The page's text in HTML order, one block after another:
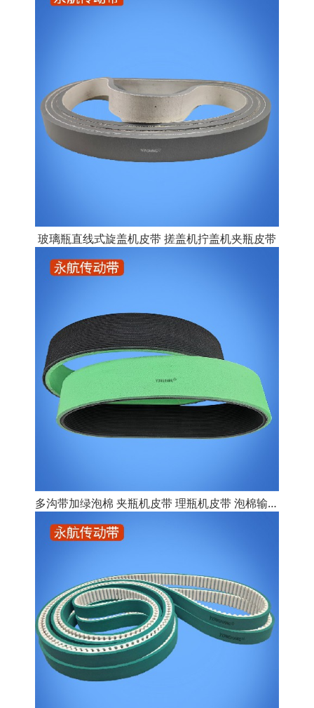
玻璃瓶直线式旋盖机皮带 搓盖机拧盖机夹瓶皮带
多沟带加绿泡棉 夹瓶机皮带 理瓶机皮带 泡棉输送带